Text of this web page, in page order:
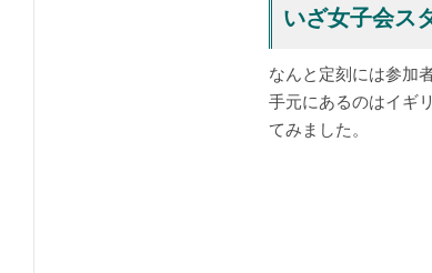
いざ女子会ス
なんと定刻には参加
手元にあるのはイギ
てみました。